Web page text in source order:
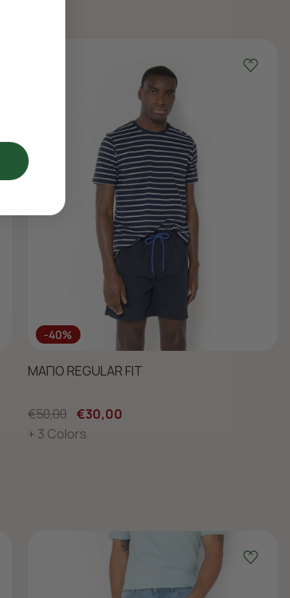
-40%
ΜΑΓΙΟ REGULAR FIT
€50,00 €30,00
+ 3 Colors